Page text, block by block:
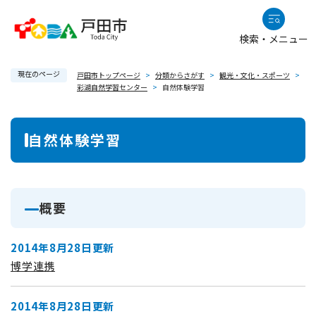
検索・メニュー
現在のページ 戸田市トップページ > 分類からさがす > 観光・文化・スポーツ >
彩湖自然学習センター > 自然体験学習
本
自然体験学習
概要
2014年8月28日更新
博学連携
2014年8月28日更新